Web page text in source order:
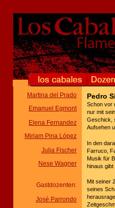
Martina del Prado
Emanuel Egmont
Elena Fernandez
Miriam Pina López
Julia Fischer
Nese Wagner
Gastdozenten:
José Parrondo
Pedro
Schon vor
nur mit
Geschick,
Aufsehen
In den
Farruco,
Musik für
hinaus
Mit seiner
seines